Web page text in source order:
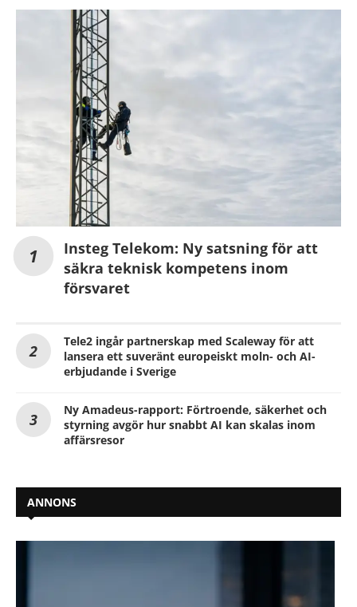
Insteg Telekom: Ny satsning för att
säkra teknisk kompetens inom
försvaret
Tele2 ingår partnerskap med Scaleway för att
lansera ett suveränt europeiskt moln- och AI-
erbjudande i Sverige
Ny Amadeus-rapport: Förtroende, säkerhet och
styrning avgör hur snabbt AI kan skalas inom
affärsresor
ANNONS